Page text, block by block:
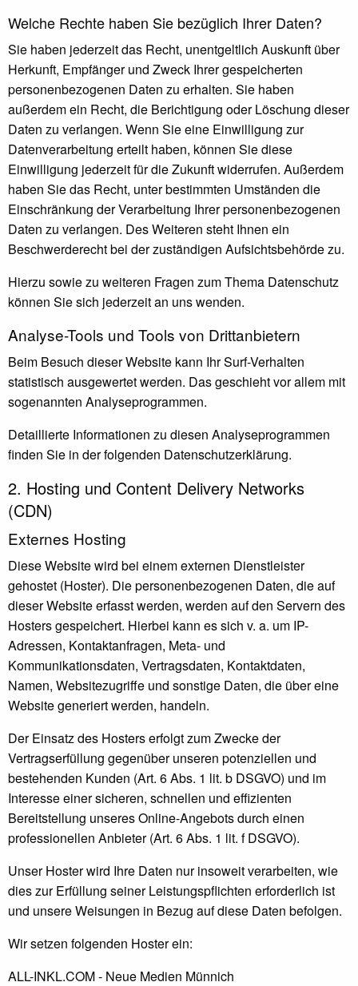
Welche Rechte haben Sie bezüglich Ihrer Daten?
Sie haben jederzeit das Recht, unentgeltlich Auskunft über
Herkunft, Empfänger und Zweck Ihrer gespeicherten
personenbezogenen Daten zu erhalten. Sie haben
außerdem ein Recht, die Berichtigung oder Löschung dieser
Daten zu verlangen. Wenn Sie eine Einwilligung zur
Datenverarbeitung erteilt haben, können Sie diese
Einwilligung jederzeit für die Zukunft widerrufen. Außerdem
haben Sie das Recht, unter bestimmten Umständen die
Einschränkung der Verarbeitung Ihrer personenbezogenen
Daten zu verlangen. Des Weiteren steht Ihnen ein
Beschwerderecht bei der zuständigen Aufsichtsbehörde zu.
Hierzu sowie zu weiteren Fragen zum Thema Datenschutz
können Sie sich jederzeit an uns wenden.
Analyse-Tools und Tools von Dritt­anbietern
Beim Besuch dieser Website kann Ihr Surf-Verhalten
statistisch ausgewertet werden. Das geschieht vor allem mit
sogenannten Analyseprogrammen.
Detaillierte Informationen zu diesen Analyseprogrammen
finden Sie in der folgenden Datenschutzerklärung.
2. Hosting und Content Delivery Networks
(CDN)
Externes Hosting
Diese Website wird bei einem externen Dienstleister
gehostet (Hoster). Die personenbezogenen Daten, die auf
dieser Website erfasst werden, werden auf den Servern des
Hosters gespeichert. Hierbei kann es sich v. a. um IP-
Adressen, Kontaktanfragen, Meta- und
Kommunikationsdaten, Vertragsdaten, Kontaktdaten,
Namen, Websitezugriffe und sonstige Daten, die über eine
Website generiert werden, handeln.
Der Einsatz des Hosters erfolgt zum Zwecke der
Vertragserfüllung gegenüber unseren potenziellen und
bestehenden Kunden (Art. 6 Abs. 1 lit. b DSGVO) und im
Interesse einer sicheren, schnellen und effizienten
Bereitstellung unseres Online-Angebots durch einen
professionellen Anbieter (Art. 6 Abs. 1 lit. f DSGVO).
Unser Hoster wird Ihre Daten nur insoweit verarbeiten, wie
dies zur Erfüllung seiner Leistungspflichten erforderlich ist
und unsere Weisungen in Bezug auf diese Daten befolgen.
Wir setzen folgenden Hoster ein:
ALL-INKL.COM - Neue Medien Münnich